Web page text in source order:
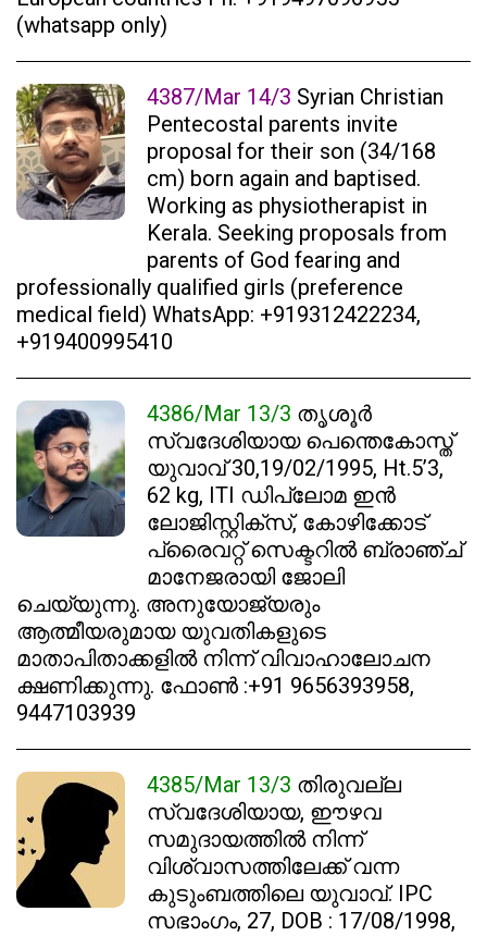
(whatsapp only)
4387/Mar 14/3 Syrian Christian
Pentecostal parents invite
proposal for their son (34/168
cm) born again and baptised.
Working as physiotherapist in
Kerala. Seeking proposals from
parents of God fearing and
professionally qualified girls (preference
medical field) WhatsApp: +919312422234,
+919400995410
4386/Mar 13/3 തൃശൂർ
സ്വദേശിയായ പെന്തെകോസ്ത്
യുവാവ് 30,19/02/1995, Ht.5’3,
62 kg, ITI ഡിപ്ലോമ ഇൻ
ലോജിസ്റ്റിക്സ്, കോഴിക്കോട്
പ്രൈവറ്റ് സെക്ടറിൽ ബ്രാഞ്ച്
മാനേജരായി ജോലി
ചെയ്യുന്നു. അനുയോജ്യരും
ആത്മീയരുമായ യുവതികളുടെ
മാതാപിതാക്കളിൽ നിന്ന് വിവാഹാലോചന
ക്ഷണിക്കുന്നു. ഫോൺ :+91 9656393958,
9447103939
4385/Mar 13/3 തിരുവല്ല
സ്വദേശിയായ, ഈഴവ
സമുദായത്തിൽ നിന്ന്
വിശ്വാസത്തിലേക്ക് വന്ന
കുടുംബത്തിലെ യുവാവ്. IPC
സഭാംഗം, 27, DOB : 17/08/1998,